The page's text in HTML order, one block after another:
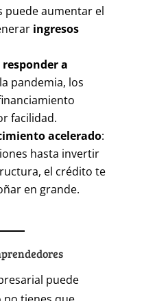
puede aumentar el
ingresos
a
pandemia, los
facilidad.
acelerado:
hasta invertir
el crédito te
en grande.
puede